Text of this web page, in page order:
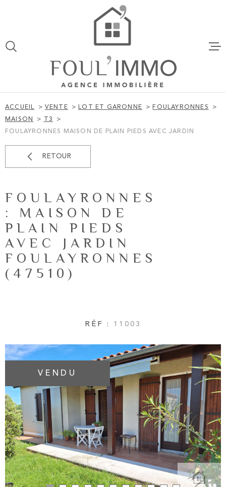
recherche
principal
ACCUEIL
ACCUEIL VENTE LOT ET GARONNE
FOULAYRONNES
MAISON
T3
FOULAYRONNES MAISON DE PLAIN PIEDS AVEC JARDIN
RETOUR
FOULAYRONNES
: MAISON DE
PLAIN PIEDS
AVEC JARDIN
FOULAYRONNES
(47510)
RÉF : 11003
VENDU
VOTRE
TYPE
D'OFFRE
DE
BIEN
TYPE DE BIEN
BUDGET